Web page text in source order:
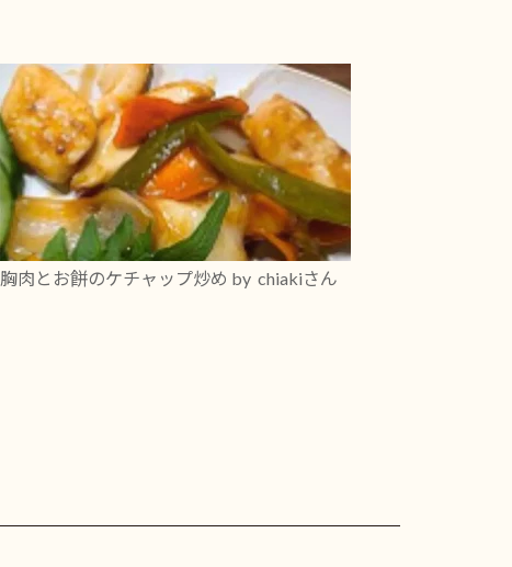
胸肉とお餅のケチャップ炒め by chiakiさん